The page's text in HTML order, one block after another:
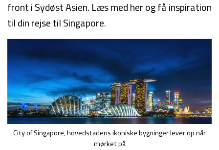
front i Sydøst Asien. Læs med her og få inspiration
til din rejse til Singapore.
City of Singapore, hovedstadens ikoniske bygninger lever op når
mørket på